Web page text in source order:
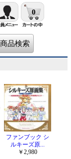
0
ファンブック シ
ルキーズ原...
￥2,980